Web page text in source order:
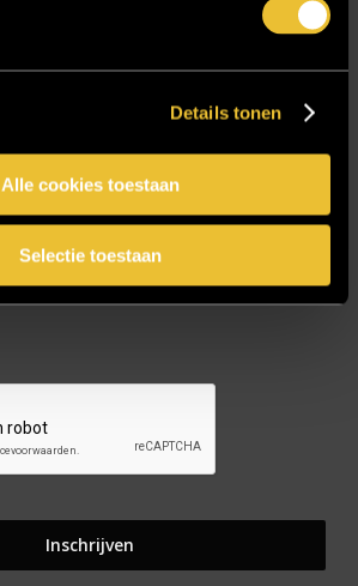
Details tonen
Alle cookies toestaan
Selectie toestaan